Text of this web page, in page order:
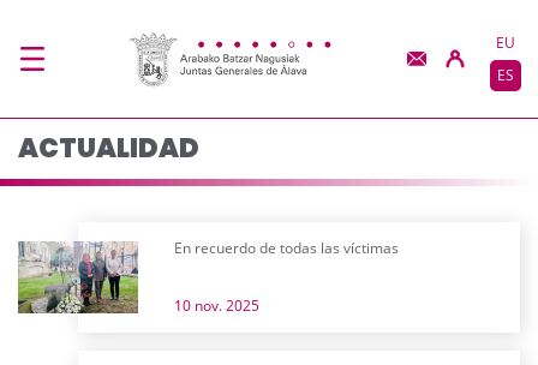
Actualidad - JJGG-
EU
ES
ACTUALIDAD
En recuerdo de todas las víctimas
10 nov. 2025